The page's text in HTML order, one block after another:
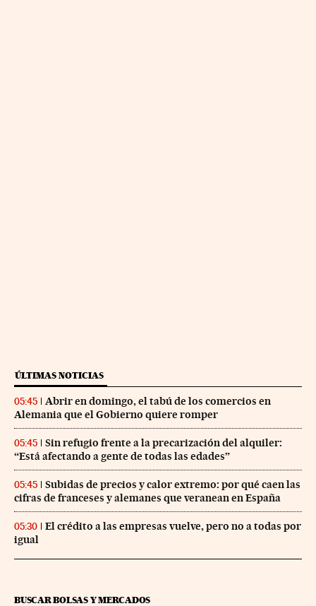
ÚLTIMAS NOTICIAS
05:45
Abrir en domingo, el tabú de los comercios en
Alemania que el Gobierno quiere romper
05:45
Sin refugio frente a la precarización del alquiler:
“Está afectando a gente de todas las edades”
05:45
Subidas de precios y calor extremo: por qué caen las
cifras de franceses y alemanes que veranean en España
05:30
El crédito a las empresas vuelve, pero no a todas por
igual
BUSCAR BOLSAS Y MERCADOS